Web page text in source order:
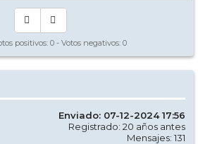
positivos: 0 - Votos negativos: 0
Enviado: 07-12-2024 17:56
Registrado: 20 años antes
Mensajes: 131